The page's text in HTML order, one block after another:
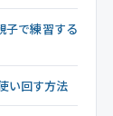
子で練習する
い回す方法